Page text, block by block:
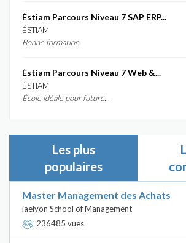
Éstiam Parcours Niveau 7 SAP ERP...
ÉSTIAM
Bonne formation
Éstiam Parcours Niveau 7 Web &...
ÉSTIAM
École idéale pour future...
Les plus
populaires
Master Management des Achats
iaelyon School of Management
236485 vues